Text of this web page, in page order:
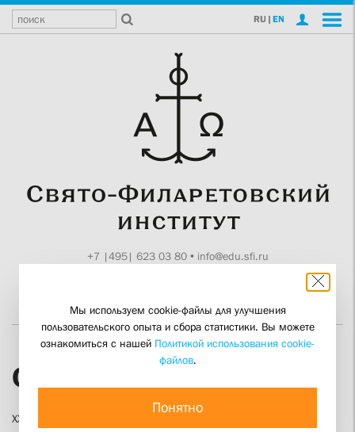
RU | EN
+7 |495| 623 03 80• info@edu.sfi.ru
Сретенские чтения
XXXI Сретенские чтения
Мы используем cookie-файлы для улучшения
пользовательского опыта и сбора статистики. Вы можете
ознакомиться с нашей Политикой использования cookie-
файлов.
Понятно